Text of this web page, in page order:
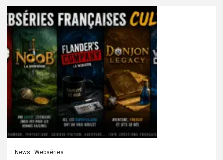
News Webséries